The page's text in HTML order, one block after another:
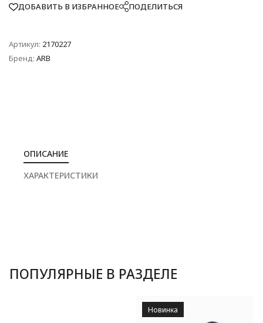
ДОБАВИТЬ В ИЗБРАННОЕ ПОДЕЛИТЬСЯ
Артикул: 2170227
Бренд: ARB
ОПИСАНИЕ
ХАРАКТЕРИСТИКИ
ПОПУЛЯРНЫЕ В РАЗДЕЛЕ
Новинка